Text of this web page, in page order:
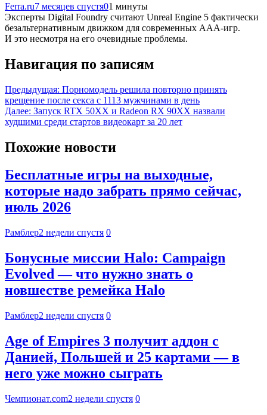
Ferra.ru7 месяцев спустя01 минуты
Эксперты Digital Foundry считают Unreal Engine 5 фактически
безальтернативным движком для современных ААА-игр.
И это несмотря на его очевидные проблемы.
Навигация по записям
Предыдущая: Порномодель решила повторно принять
крещение после секса с 1113 мужчинами в день
Далее: Запуск RTX 50XX и Radeon RX 90XX назвали
худшими среди стартов видеокарт за 20 лет
Похожие новости
Бесплатные игры на выходные,
которые надо забрать прямо сейчас,
июль 2026
Рамблер2 недели спустя 0
Бонусные миссии Halo: Campaign
Evolved — что нужно знать о
новшестве ремейка Halo
Рамблер2 недели спустя 0
Age of Empires 3 получит аддон с
Данией, Польшей и 25 картами — в
него уже можно сыграть
Чемпионат.com2 недели спустя 0